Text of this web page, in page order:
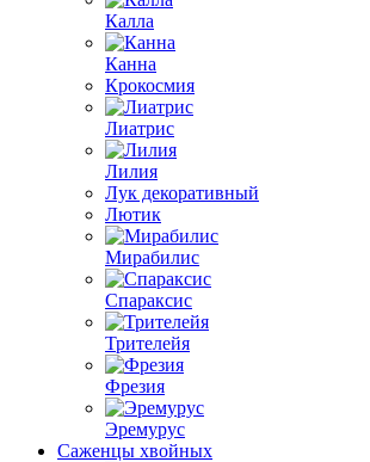
Калла
Канна
Крокосмия
Лиатрис
Лилия
Лук декоративный
Лютик
Мирабилис
Спараксис
Трителейя
Фрезия
Эремурус
Саженцы хвойных